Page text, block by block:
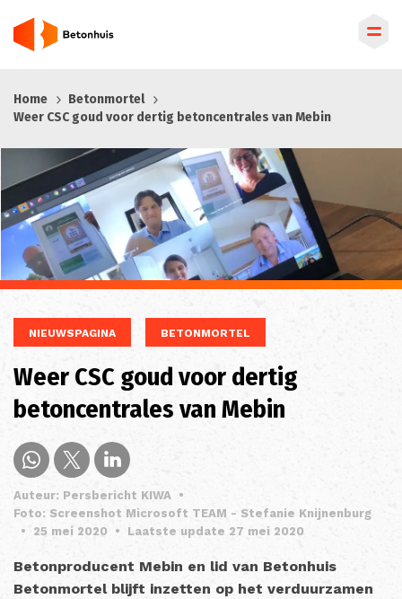
en
naar
de
inhoud
gaan
Home
Betonmortel
Weer CSC goud voor dertig betoncentrales van Mebin
NIEUWSPAGINA BETONMORTEL
Weer CSC goud voor dertig
betoncentrales van Mebin
Auteur: Persbericht KIWA
•
Foto: Screenshot Microsoft TEAM - Stefanie Knijnenburg
•
25 mei 2020 • Laatste update 27 mei 2020
Betonproducent Mebin en lid van Betonhuis
Betonmortel blijft inzetten op het verduurzamen